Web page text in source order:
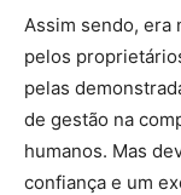
Assim sendo, era
pelos
pelas
de gestão na
humanos. Mas
confiança e um